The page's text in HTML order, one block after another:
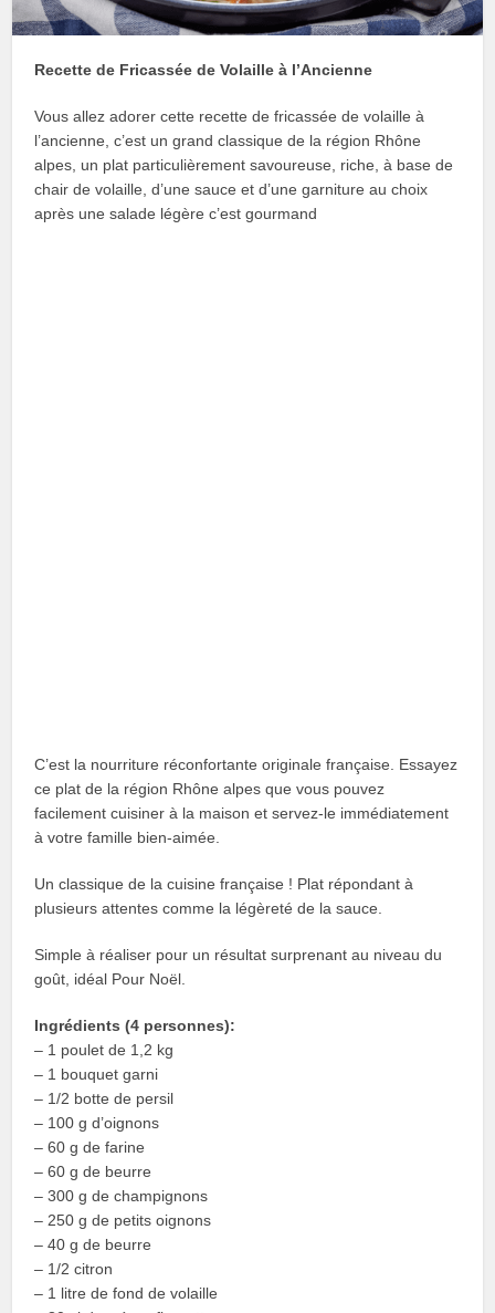
Recette de Fricassée de Volaille à l’Ancienne
Vous allez adorer cette recette de fricassée de volaille à
l’ancienne, c’est un grand classique de la région Rhône
alpes, un plat particulièrement savoureuse, riche, à base de
chair de volaille, d’une sauce et d’une garniture au choix
après une salade légère c’est gourmand
C’est la nourriture réconfortante originale française. Essayez
ce plat de la région Rhône alpes que vous pouvez
facilement cuisiner à la maison et servez-le immédiatement
à votre famille bien-aimée.
Un classique de la cuisine française ! Plat répondant à
plusieurs attentes comme la légèreté de la sauce.
Simple à réaliser pour un résultat surprenant au niveau du
goût, idéal Pour Noël.
Ingrédients (4 personnes):
– 1 poulet de 1,2 kg
– 1 bouquet garni
– 1/2 botte de persil
– 100 g d’oignons
– 60 g de farine
– 60 g de beurre
– 300 g de champignons
– 250 g de petits oignons
– 40 g de beurre
– 1/2 citron
– 1 litre de fond de volaille